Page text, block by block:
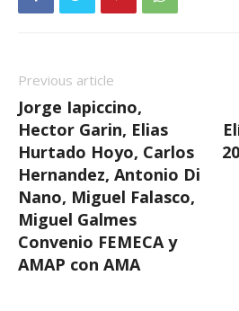
Previous article
Jorge Iapiccino,
Hector Garin, Elias
Hurtado Hoyo, Carlos
Hernandez, Antonio Di
Nano, Miguel Falasco,
Miguel Galmes
Convenio FEMECA y
AMAP con AMA